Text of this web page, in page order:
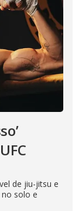
de jiu-jitsu e
solo e